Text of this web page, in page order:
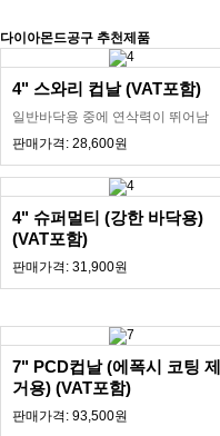
다이아몬드공구 추천제품
4" 스와리 컵날 (VAT포함)
일반바닥용 중에 연삭력이 뛰어남
판매가격: 28,600원
4" 슈퍼멀티 (강한 바닥용)
(VAT포함)
판매가격: 31,900원
7" PCD컵날 (에폭시 코팅 제
거용) (VAT포함)
판매가격: 93,500원